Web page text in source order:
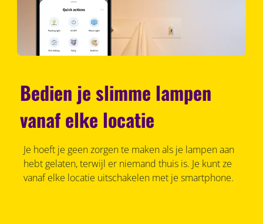
Bedien je slimme lampen
vanaf elke locatie
Je hoeft je geen zorgen te maken als je lampen aan
hebt gelaten, terwijl er niemand thuis is. Je kunt ze
vanaf elke locatie uitschakelen met je smartphone.